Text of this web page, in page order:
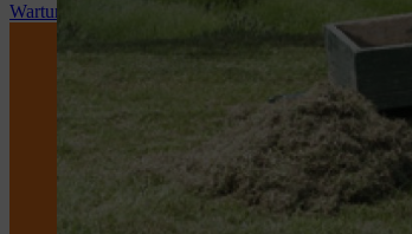
Wartung und Reparatur